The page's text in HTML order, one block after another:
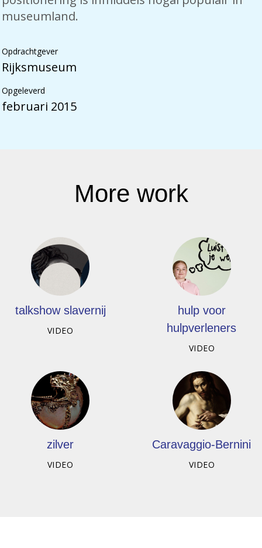
museumland.
Opdrachtgever
Rijksmuseum
Opgeleverd
februari 2015
More work
talkshow slavernij
VIDEO
hulp voor
hulpverleners
VIDEO
zilver
VIDEO
Caravaggio-Bernini
VIDEO